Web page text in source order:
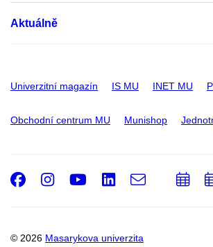
Aktuálně
Univerzitní magazín IS MU INET MU
Obchodní centrum MU Munishop
© 2026 Masarykova univerzita
Facebook
Instagram
Youtube
LinkedIn
e-